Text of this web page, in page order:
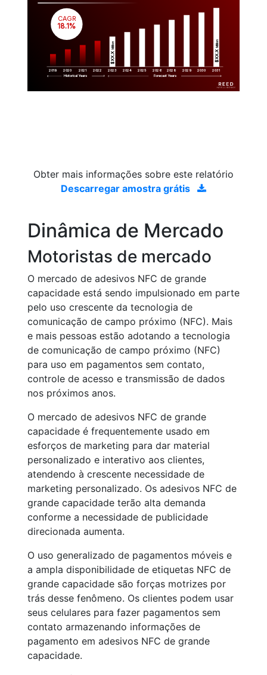
2019 2020 2021 2022 2023 2024 2025 2026 2028 2029 2030 2031
$XX.X
Million
$XX.X
Million
CAGR
18.1%
Historical Years Forecast Years
Obter mais informações sobre este relatório
Descarregar amostra grátis
Dinâmica de Mercado
Motoristas de mercado
O mercado de adesivos NFC de grande
capacidade está sendo impulsionado em parte
pelo uso crescente da tecnologia de
comunicação de campo próximo (NFC). Mais
e mais pessoas estão adotando a tecnologia
de comunicação de campo próximo (NFC)
para uso em pagamentos sem contato,
controle de acesso e transmissão de dados
nos próximos anos.
O mercado de adesivos NFC de grande
capacidade é frequentemente usado em
esforços de marketing para dar material
personalizado e interativo aos clientes,
atendendo à crescente necessidade de
marketing personalizado. Os adesivos NFC de
grande capacidade terão alta demanda
conforme a necessidade de publicidade
direcionada aumenta.
O uso generalizado de pagamentos móveis e
a ampla disponibilidade de etiquetas NFC de
grande capacidade são forças motrizes por
trás desse fenômeno. Os clientes podem usar
seus celulares para fazer pagamentos sem
contato armazenando informações de
pagamento em adesivos NFC de grande
capacidade.